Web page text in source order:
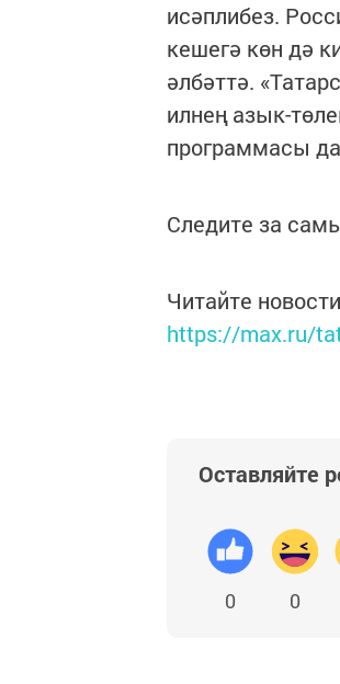
исәплибез.
кешегә көн дә
әлбәттә.
илнең азык-
программасы
Следите за
Читайте
https://max.ru/
Оставляйте
0 0